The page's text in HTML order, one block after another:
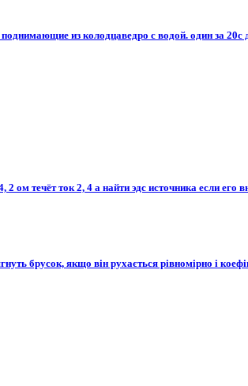
из колодцаведро с водой. один за 20с
ом течёт ток 2, 4 а найти эдс источника если его
брусок, якщо він рухається рівномірно і